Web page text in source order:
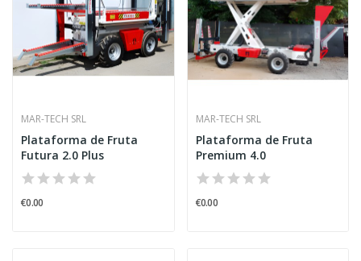
MAR-TECH SRL
Plataforma de Fruta
Futura 2.0 Plus
€0.00
MAR-TECH SRL
Plataforma de Fruta
Premium 4.0
€0.00